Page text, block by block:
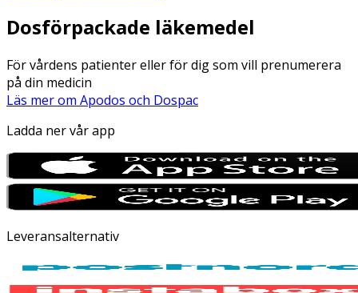
Dosförpackade läkemedel
För vårdens patienter eller för dig som vill prenumerera
på din medicin
Läs mer om Apodos och Dospac
Ladda ner vår app
Leveransalternativ